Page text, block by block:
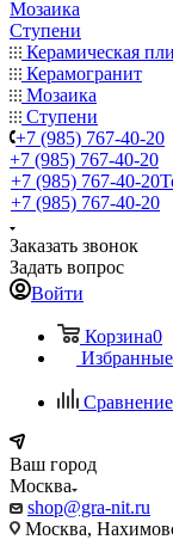
Мозаика
Ступени
Керамическая
Керамогранит
Мозаика
Ступени
+7 (985) 767-40-20
+7 (985) 767-40-20
+7 (985) 767-40-20
+7 (985) 767-40-20
Заказать звонок
Задать вопрос
Войти
Корзина0
Ваш город
Москва
shop@gra-nit.ru
Москва,